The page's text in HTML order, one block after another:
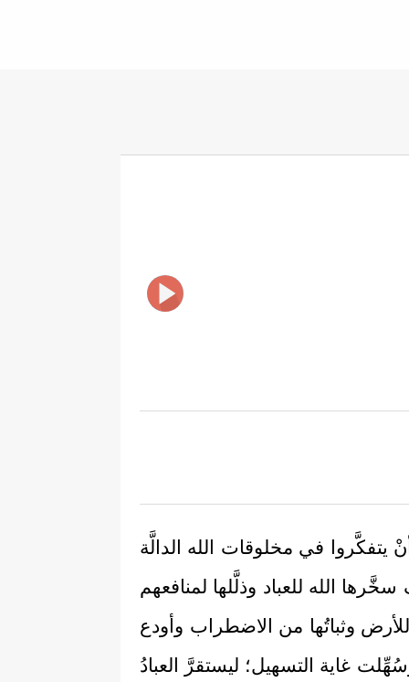
في مخلوقات الله الدالَّة
الله للعباد وذلَّلها لمنافعهم
وثباتُها من الاضطراب وأودع
غاية التسهيل؛ ليستقرَّ العبادُ